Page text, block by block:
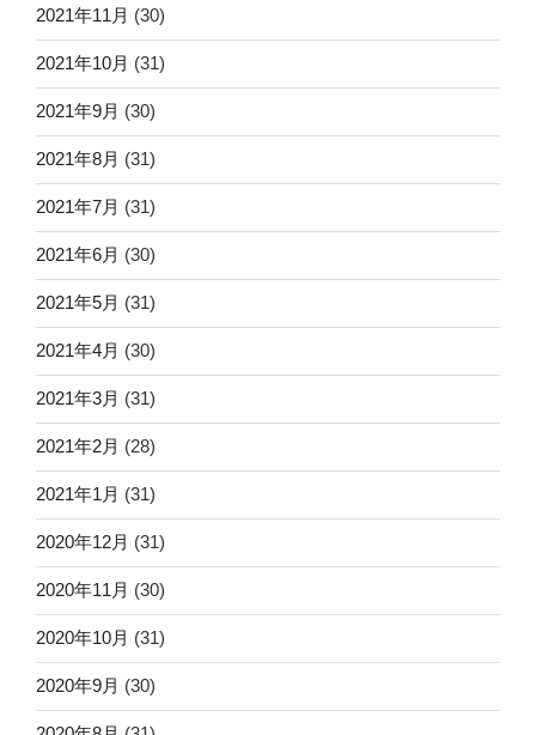
2021年11月 (30)
2021年10月 (31)
2021年9月 (30)
2021年8月 (31)
2021年7月 (31)
2021年6月 (30)
2021年5月 (31)
2021年4月 (30)
2021年3月 (31)
2021年2月 (28)
2021年1月 (31)
2020年12月 (31)
2020年11月 (30)
2020年10月 (31)
2020年9月 (30)